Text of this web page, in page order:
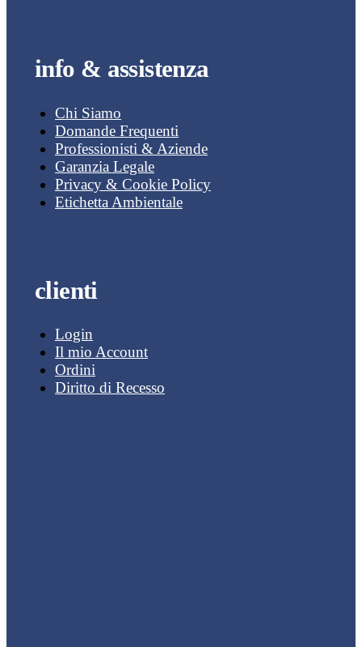
info & assistenza
Chi Siamo
Domande Frequenti
Professionisti & Aziende
Garanzia Legale
Privacy & Cookie Policy
Etichetta Ambientale
clienti
Login
Il mio Account
Ordini
Diritto di Recesso